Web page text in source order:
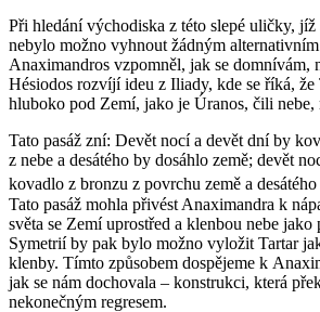
Při hledání východiska z této slepé uličky, jíž
nebylo možno vyhnout žádným
Anaximandros vzpomněl, jak se domnívám,
Hésiodos rozvíjí ideu z Iliady, kde se říká,
hluboko pod Zemí, jako je Úranos, čili nebe,
Tato pasáž zní: Devět nocí a devět dní by
z nebe a desátého by dosáhlo země; devět
kovadlo z bronzu z povrchu země a
Tato pasáž mohla přivést Anaximandra k
světa se Zemí uprostřed a klenbou nebe
Symetrií by pak bylo možno vyložit Tartar
klenby. Tímto způsobem dospějeme k
jak se nám dochovala – konstrukci, která
nekonečným regresem.